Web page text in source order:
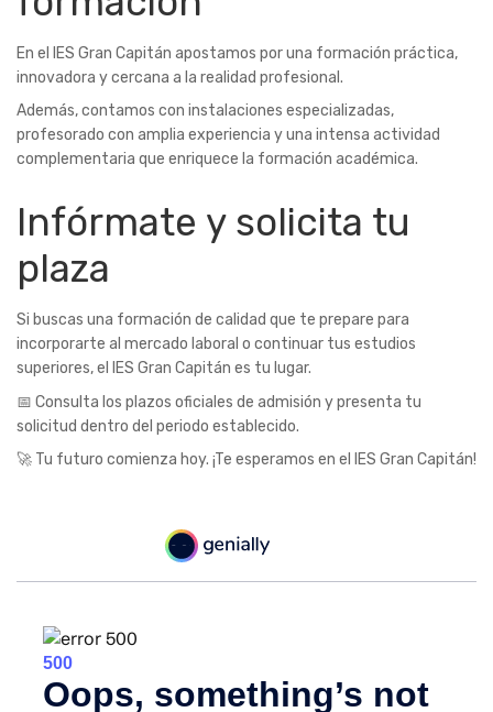
En el IES Gran Capitán apostamos por una formación práctica,
innovadora y cercana a la realidad profesional.
Además, contamos con instalaciones especializadas,
profesorado con amplia experiencia y una intensa actividad
complementaria que enriquece la formación académica.
Infórmate y solicita tu
plaza
Si buscas una formación de calidad que te prepare para
incorporarte al mercado laboral o continuar tus estudios
superiores, el IES Gran Capitán es tu lugar.
📅 Consulta los plazos oficiales de admisión y presenta tu
solicitud dentro del periodo establecido.
🚀 Tu futuro comienza hoy. ¡Te esperamos en el IES Gran Capitán!